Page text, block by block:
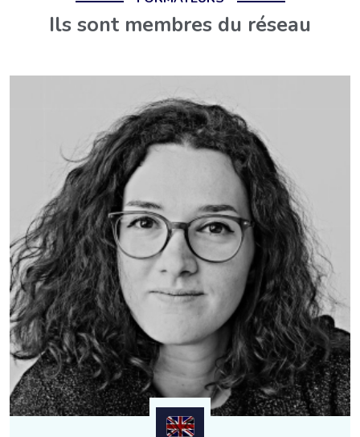
Ils sont membres du réseau